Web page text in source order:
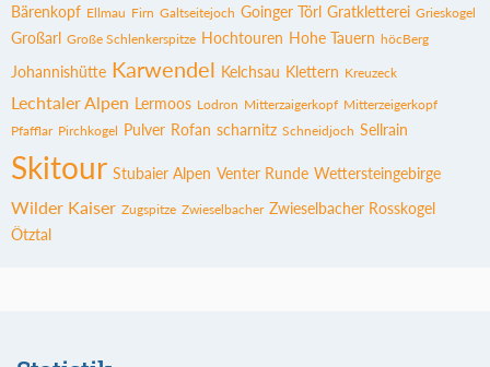
Bärenkopf Ellmau Firn Galtseitejoch Goinger Törl Gratkletterei Grieskogel
Großarl Große Schlenkerspitze Hochtouren Hohe Tauern höcBerg
Johannishütte Karwendel Kelchsau Klettern Kreuzeck
Lechtaler Alpen Lermoos Lodron Mitterzaigerkopf Mitterzeigerkopf
Pfafflar Pirchkogel Pulver Rofan scharnitz Schneidjoch Sellrain
Skitour Stubaier Alpen Venter Runde Wettersteingebirge
Wilder Kaiser Zugspitze Zwieselbacher Zwieselbacher Rosskogel
Ötztal